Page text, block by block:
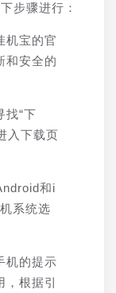
步骤进行：
机宝的官
和安全的
找“下
入下载页
和i
系统选
机的提示
，根据引